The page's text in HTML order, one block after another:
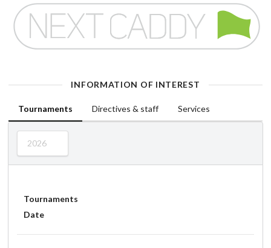
INFORMATION OF INTEREST
Tournaments Directives & staff Services
2026
Tournaments
Date